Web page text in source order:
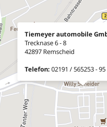
Tiemeyer automobile
Trecknase 6 - 8
42897 Remscheid
Telefon: 02191 / 565253 - 95